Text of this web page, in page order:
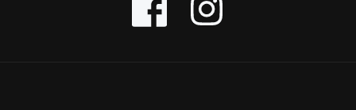
Facebook Instagram